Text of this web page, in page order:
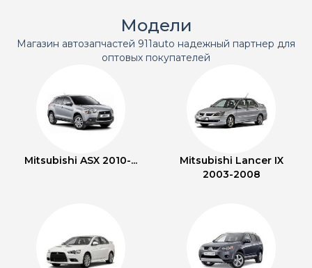
Модели
Магазин автозапчастей 911auto надежный партнер для
оптовых покупателей
Mitsubishi ASX 2010-...
Mitsubishi Lancer IX
2003-2008